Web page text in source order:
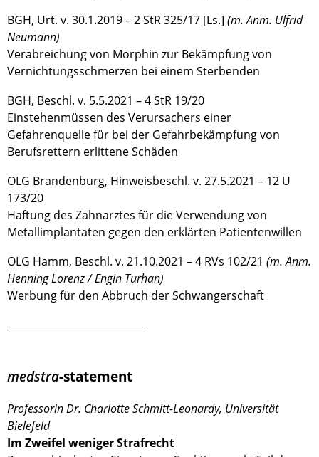
BGH, Urt. v. 30.1.2019 – 2 StR 325/17 [Ls.] (m. Anm. Ulfrid
Neumann)
Verabreichung von Morphin zur Bekämpfung von
Vernichtungsschmerzen bei einem Sterbenden
BGH, Beschl. v. 5.5.2021 – 4 StR 19/20
Einstehenmüssen des Verursachers einer
Gefahrenquelle für bei der Gefahrbekämpfung von
Berufsrettern erlittene Schäden
OLG Brandenburg, Hinweisbeschl. v. 27.5.2021 – 12 U
173/20
Haftung des Zahnarztes für die Verwendung von
Metallimplantaten gegen den erklärten Patientenwillen
OLG Hamm, Beschl. v. 21.10.2021 – 4 RVs 102/21 (m. Anm.
Henning Lorenz / Engin Turhan)
Werbung für den Abbruch der Schwangerschaft
medstra-statement
Professorin Dr. Charlotte Schmitt-Leonardy, Universität
Bielefeld
Im Zweifel weniger Strafrecht